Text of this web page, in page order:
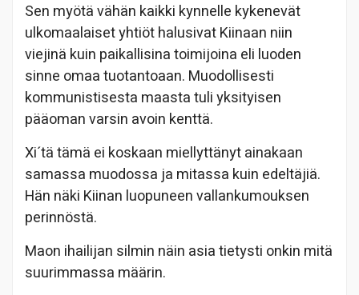
Sen myötä vähän kaikki kynnelle kykenevät
ulkomaalaiset yhtiöt halusivat Kiinaan niin
viejinä kuin paikallisina toimijoina eli luoden
sinne omaa tuotantoaan. Muodollisesti
kommunistisesta maasta tuli yksityisen
pääoman varsin avoin kenttä.
Xi´tä tämä ei koskaan miellyttänyt ainakaan
samassa muodossa ja mitassa kuin edeltäjiä.
Hän näki Kiinan luopuneen vallankumouksen
perinnöstä.
Maon ihailijan silmin näin asia tietysti onkin mitä
suurimmassa määrin.